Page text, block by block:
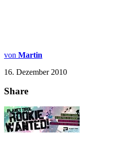
von Martin
16. Dezember 2010
Share